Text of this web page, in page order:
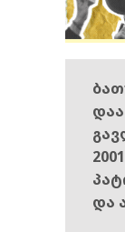
და